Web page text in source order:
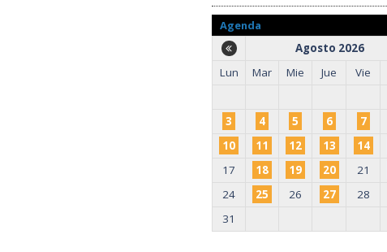
Agenda
Agosto 2026
Lun
Mar Mie Jue Vie
3
4 5 6 7
10
11 12 13 14
17
18 19 20 21
24
25 26 27 28
31